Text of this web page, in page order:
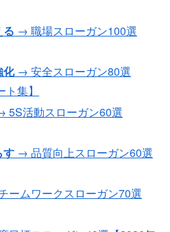
る → 職場スローガン100選
化→ 安全スローガン80選
集】
5S活動スローガン60選
す → 品質向上スローガン60選
ムワークスローガン70選